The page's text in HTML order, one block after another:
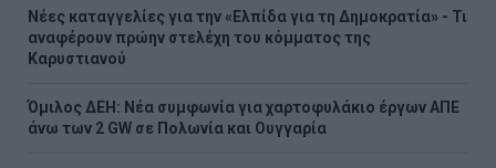
Νέες καταγγελίες για την «Ελπίδα για τη Δημοκρατία» - Τι
αναφέρουν πρώην στελέχη του κόμματος της
Καρυστιανού
Όμιλος ΔΕΗ: Νέα συμφωνία για χαρτοφυλάκιο έργων ΑΠΕ
άνω των 2 GW σε Πολωνία και Ουγγαρία